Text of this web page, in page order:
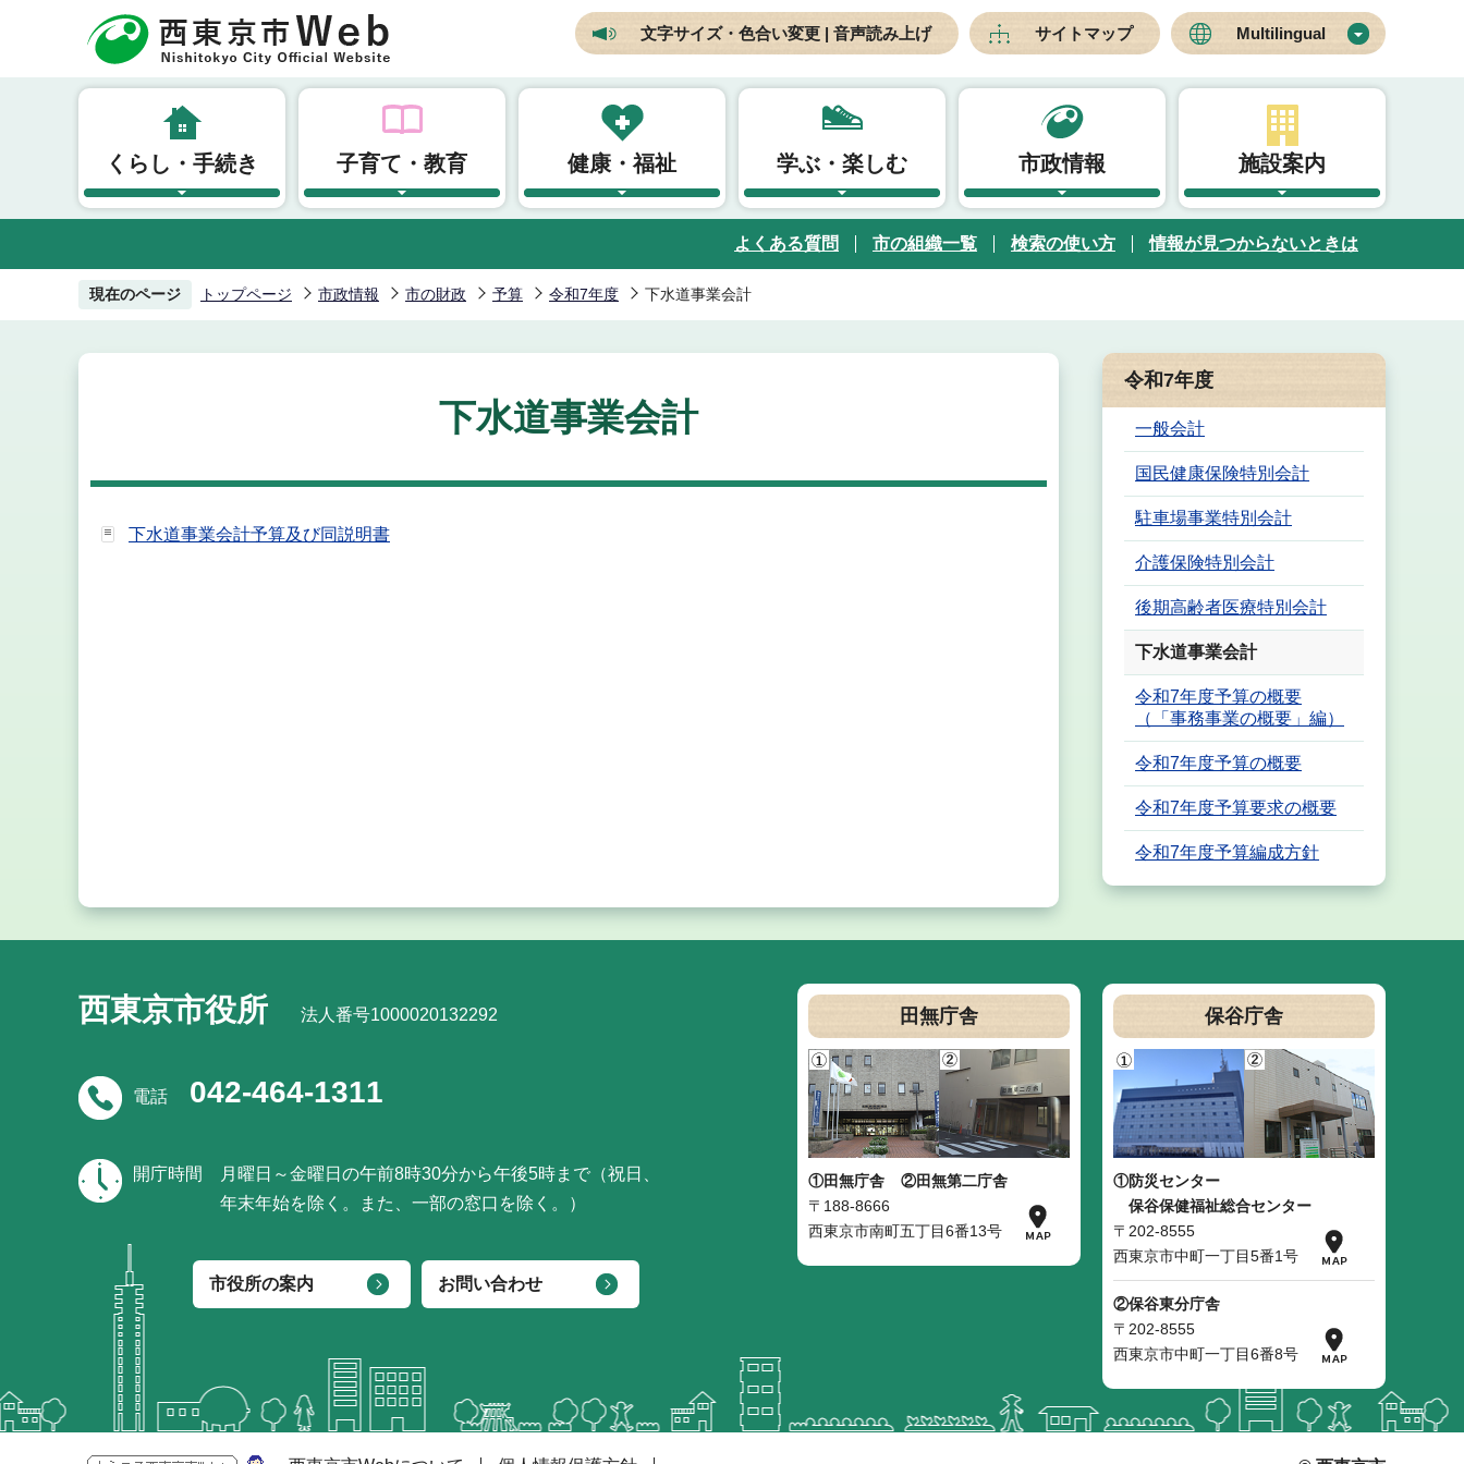
頭
文字サイズ・色合い変更 | 音声読み上げ サイトマップ Multilingual
くらし・手続き 子育て・教育 健康・福祉 学ぶ・楽しむ 市政情報 施設案内
よくある質問 市の組織一覧 検索の使い方 情報が見つからないときは
現在のページ トップページ 市政情報 市の財政 予算 令和7年度 下水道事業会計
下水道事業会計
下水道事業会計予算及び同説明書
令和7年度
一般会計
国民健康保険特別会計
駐車場事業特別会計
介護保険特別会計
後期高齢者医療特別会計
下水道事業会計
令和7年度予算の概要
（「事務事業の概要」編）
令和7年度予算の概要
令和7年度予算要求の概要
令和7年度予算編成方針
西東京市役所 法人番号1000020132292
電話 042-464-1311
開庁時間
月曜日～金曜日の午前8時30分から午後5時まで（祝日、
年末年始を除く。また、一部の窓口を除く。）
市役所の案内 お問い合わせ
田無庁舎
①田無庁舎
②田無第二庁舎
〒188-8666
西東京市南町五丁目6番13号
保谷庁舎
①防災センター
保谷保健福祉総合センター
〒202-8555
西東京市中町一丁目5番1号
②保谷東分庁舎
〒202-8555
西東京市中町一丁目6番8号